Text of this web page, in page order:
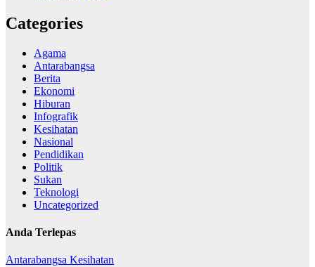
Categories
Agama
Antarabangsa
Berita
Ekonomi
Hiburan
Infografik
Kesihatan
Nasional
Pendidikan
Politik
Sukan
Teknologi
Uncategorized
Anda Terlepas
Antarabangsa Kesihatan